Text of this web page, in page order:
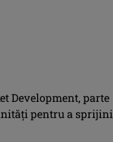
Development, parte
pentru a sprijini